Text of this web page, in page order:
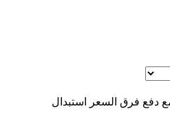
دفع فرق السعر
استبدال